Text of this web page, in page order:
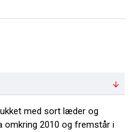
med sort læder og
omkring 2010 og fremstår i